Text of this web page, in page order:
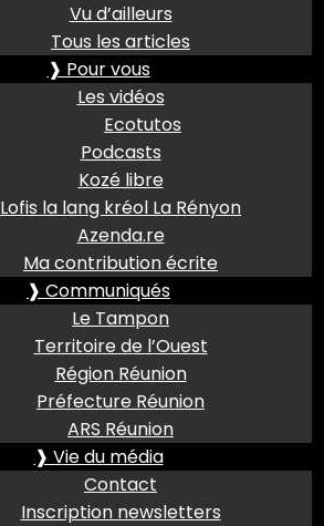
Vu d’ailleurs
Tous les articles
❱ Pour vous
Les vidéos
Ecotutos
Podcasts
Kozé libre
Lofis la lang kréol La Rényon
Azenda.re
Ma contribution écrite
❱ Communiqués
Le Tampon
Territoire de l’Ouest
Région Réunion
Préfecture Réunion
ARS Réunion
❱ Vie du média
Contact
Inscription newsletters